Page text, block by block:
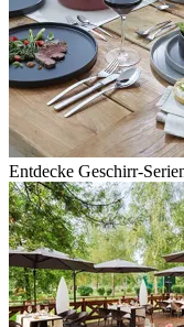
Entdecke Geschirr-